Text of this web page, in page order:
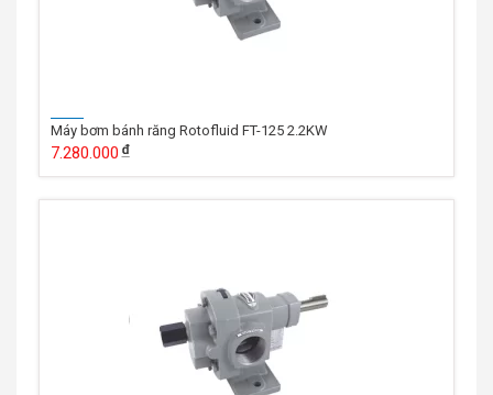
Máy bơm bánh răng Rotofluid FT-125 2.2KW
7.280.000